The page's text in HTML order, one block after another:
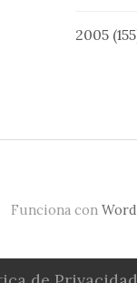
2005
Funciona con